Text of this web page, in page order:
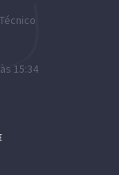
15:34